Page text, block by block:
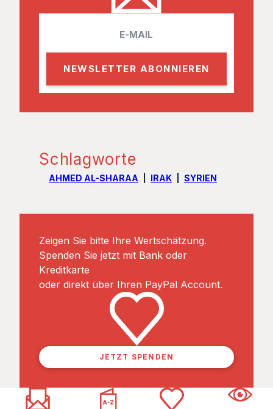
a
l
Schlagworte
AHMED AL-SHARAA IRAK SYRIEN
Zeigen Sie bitte Ihre Wertschätzung.
Spenden Sie jetzt mit Bank oder
Kreditkarte
oder direkt über Ihren PayPal Account.
JETZT SPENDEN